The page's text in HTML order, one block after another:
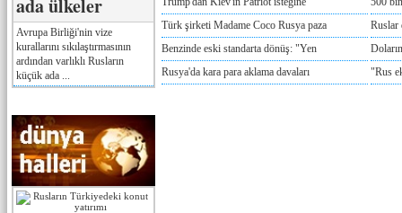
ada ülkeler
Avrupa Birliği'nin vize
kurallarını sıkılaştırmasının
ardından varlıklı Rusların
küçük ada ...
Türk şirketi Madame Coco Rusya paza
Ruslar
Benzinde eski standarta dönüş: "Yen
Rusya'da kara para aklama davaları
"Rus